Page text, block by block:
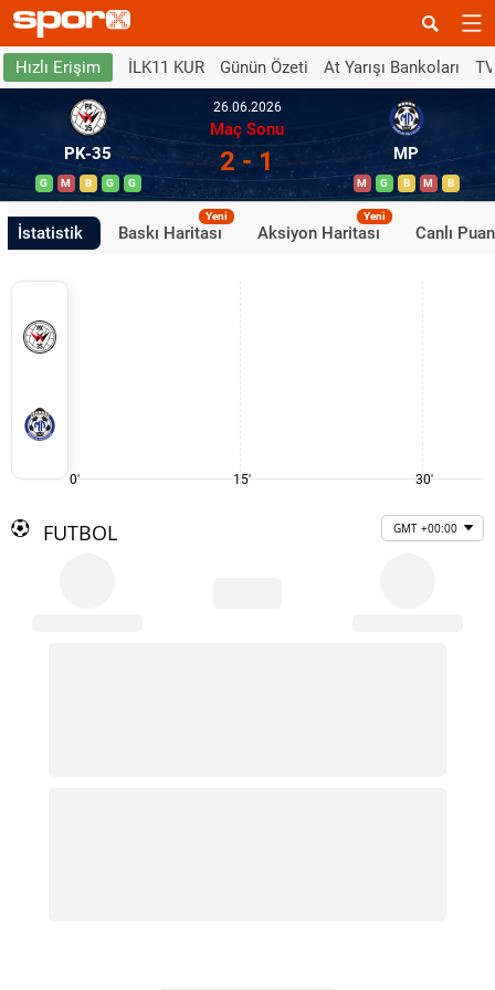
Hızlı Erişim İLK11 KUR Günün Özeti At Yarışı Bankoları
PK-35
G M B G G
26.06.2026
Maç Sonu
2 - 1 MP
M G B M B
İstatistik Baskı Haritası
Yeni
Aksiyon Haritası
Yeni
Canlı
0' 15' 30'
FUTBOL GMT +00:00